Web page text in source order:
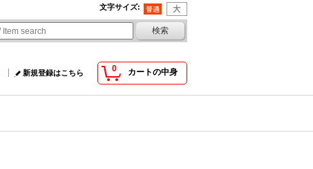
文字サイズ:
0 カートの中身
新規登録はこちら